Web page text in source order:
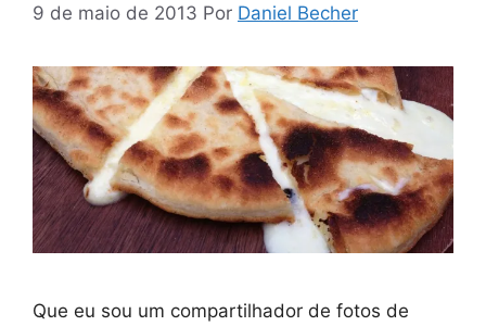
9 de maio de 2013 Por Daniel Becher
Que eu sou um compartilhador de fotos de